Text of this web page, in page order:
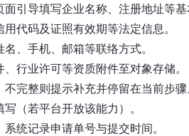
引导填写企业名称、注册地址等基
代码及证照有效期等法定信息。
、手机、邮箱等联络方式。
行业许可等资质附件至对象存储。
完整则提示补充并停留在当前步骤
（若平台开放该能力）。
统记录申请单号与提交时间。